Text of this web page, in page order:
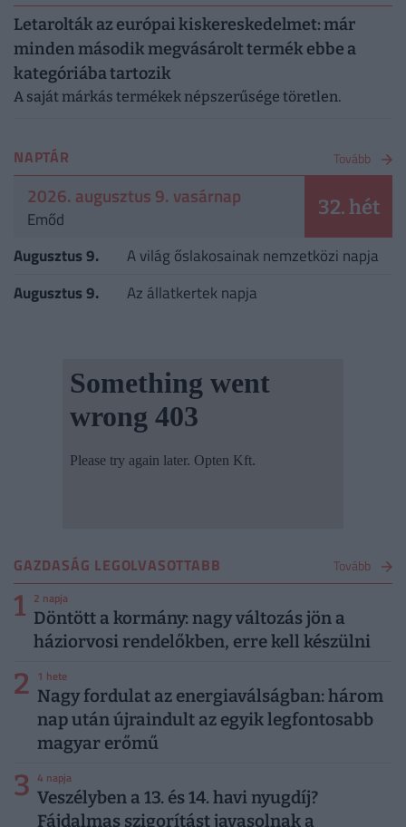
Letarolták az európai kiskereskedelmet: már
minden második megvásárolt termék ebbe a
kategóriába tartozik
A saját márkás termékek népszerűsége töretlen.
NAPTÁR Tovább
2026. augusztus 9. vasárnap
Emőd 32. hét
Augusztus 9.
A világ őslakosainak nemzetközi napja
Augusztus 9.
Az állatkertek napja
GAZDASÁG LEGOLVASOTTABB Tovább
1 2 napja
Döntött a kormány: nagy változás jön a
háziorvosi rendelőkben, erre kell készülni
2 1 hete
Nagy fordulat az energiaválságban: három
nap után újraindult az egyik legfontosabb
magyar erőmű
3 4 napja
Veszélyben a 13. és 14. havi nyugdíj?
Fájdalmas szigorítást javasolnak a